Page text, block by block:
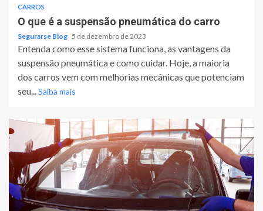
CARROS
O que é a suspensão pneumática do carro
Segurarse Blog 5 de dezembro de 2023
Entenda como esse sistema funciona, as vantagens da
suspensão pneumática e como cuidar. Hoje, a maioria
dos carros vem com melhorias mecânicas que potenciam
seu...Saiba mais